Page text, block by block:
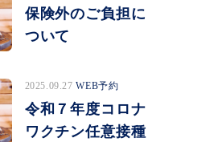
保険外のご負担に
ついて
2025.09.27WEB予約
令和７年度コロナ
ワクチン任意接種